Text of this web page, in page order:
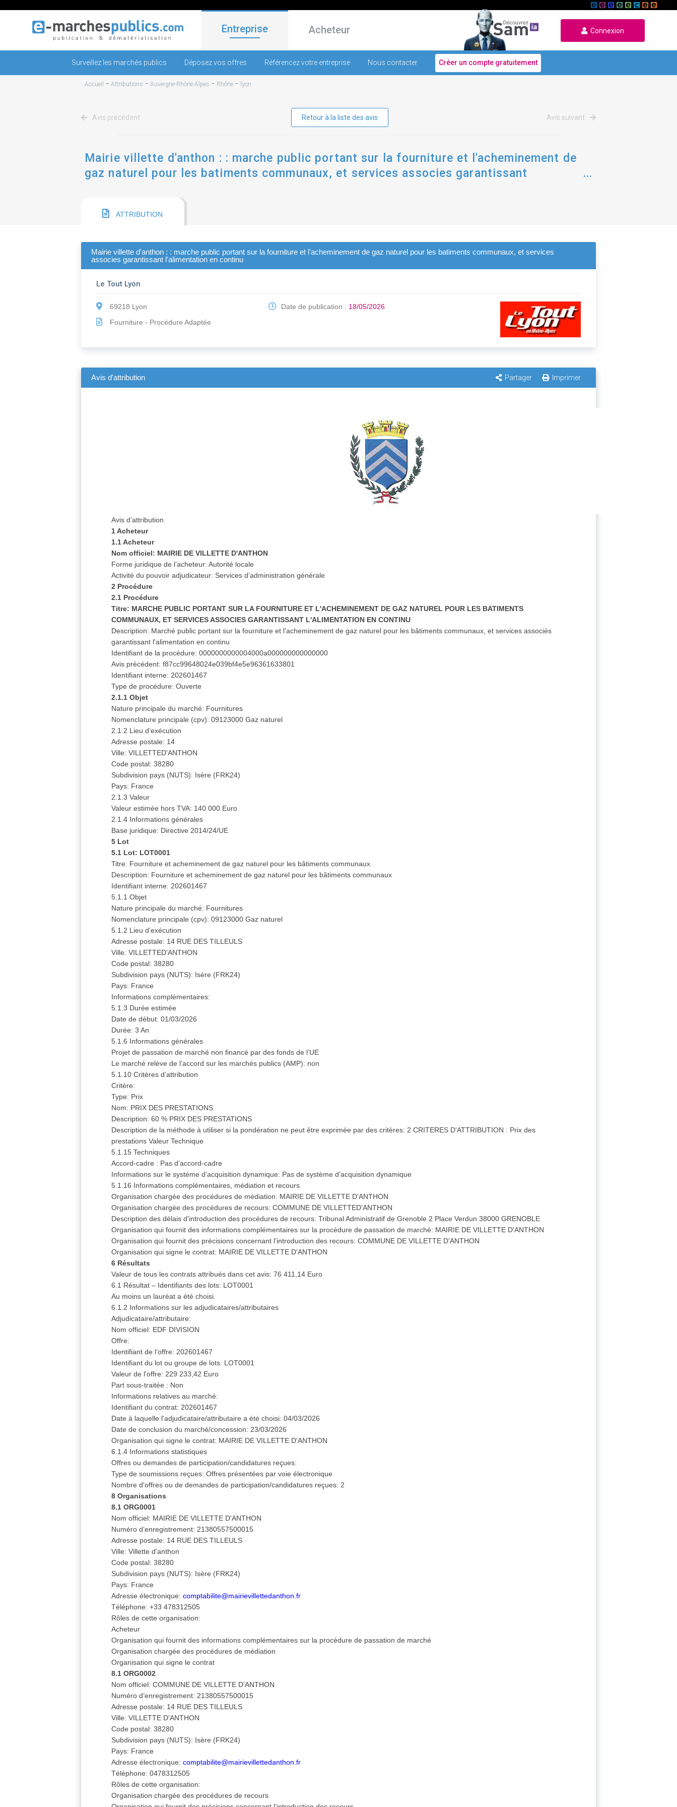
Entreprise Acheteur Connexion
Surveillez les marchés publics Déposez vos offres Référencez votre entreprise Nous contacter Créer un compte gratuitement
Accueil - Attributions - Auvergne-Rhône-Alpes - Rhône - lyon
Avis précédent Retour à la liste des avis Avis suivant
Mairie villette d'anthon : : marche public portant sur la fourniture et l'acheminement de
gaz naturel pour les batiments communaux, et services associes garantissant
ATTRIBUTION
Mairie villette d'anthon : : marche public portant sur la fourniture et l'acheminement de gaz naturel pour les batiments communaux, et services
associes garantissant l'alimentation en continu
Le Tout Lyon
69218 Lyon
Fourniture - Procédure Adaptée
Date de publication : 18/05/2026
Avis d'attribution Partager Imprimer
Avis d’attribution
1 Acheteur
1.1 Acheteur
Nom officiel: MAIRIE DE VILLETTE D'ANTHON
Forme juridique de l’acheteur: Autorité locale
Activité du pouvoir adjudicateur: Services d’administration générale
2 Procédure
2.1 Procédure
Titre: MARCHE PUBLIC PORTANT SUR LA FOURNITURE ET L'ACHEMINEMENT DE GAZ NATUREL POUR LES BATIMENTS
COMMUNAUX, ET SERVICES ASSOCIES GARANTISSANT L'ALIMENTATION EN CONTINU
Description: Marché public portant sur la fourniture et l'acheminement de gaz naturel pour les bâtiments communaux, et services associés
garantissant l'alimentation en continu
Identifiant de la procédure: 0000000000004000a000000000000000
Avis précédent: f87cc99648024e039bf4e5e96361633801
Identifiant interne: 202601467
Type de procédure: Ouverte
2.1.1 Objet
Nature principale du marché: Fournitures
Nomenclature principale (cpv): 09123000 Gaz naturel
2.1.2 Lieu d’exécution
Adresse postale: 14
Ville: VILLETTED'ANTHON
Code postal: 38280
Subdivision pays (NUTS): Isère (FRK24)
Pays: France
2.1.3 Valeur
Valeur estimée hors TVA: 140 000 Euro
2.1.4 Informations générales
Base juridique: Directive 2014/24/UE
5 Lot
5.1 Lot: LOT0001
Titre: Fourniture et acheminement de gaz naturel pour les bâtiments communaux
Description: Fourniture et acheminement de gaz naturel pour les bâtiments communaux
Identifiant interne: 202601467
5.1.1 Objet
Nature principale du marché: Fournitures
Nomenclature principale (cpv): 09123000 Gaz naturel
5.1.2 Lieu d’exécution
Adresse postale: 14 RUE DES TILLEULS
Ville: VILLETTED'ANTHON
Code postal: 38280
Subdivision pays (NUTS): Isère (FRK24)
Pays: France
Informations complémentaires:
5.1.3 Durée estimée
Date de début: 01/03/2026
Durée: 3 An
5.1.6 Informations générales
Projet de passation de marché non financé par des fonds de l’UE
Le marché relève de l’accord sur les marchés publics (AMP): non
5.1.10 Critères d’attribution
Critère:
Type: Prix
Nom: PRIX DES PRESTATIONS
Description: 60 % PRIX DES PRESTATIONS
Description de la méthode à utiliser si la pondération ne peut être exprimée par des critères: 2 CRITERES D'ATTRIBUTION : Prix des
prestations Valeur Technique
5.1.15 Techniques
Accord-cadre : Pas d’accord-cadre
Informations sur le système d’acquisition dynamique: Pas de système d’acquisition dynamique
5.1.16 Informations complémentaires, médiation et recours
Organisation chargée des procédures de médiation: MAIRIE DE VILLETTE D'ANTHON
Organisation chargée des procédures de recours: COMMUNE DE VILLETTED'ANTHON
Description des délais d'introduction des procédures de recours: Tribunal Administratif de Grenoble 2 Place Verdun 38000 GRENOBLE
Organisation qui fournit des informations complémentaires sur la procédure de passation de marché: MAIRIE DE VILLETTE D'ANTHON
Organisation qui fournit des précisions concernant l’introduction des recours: COMMUNE DE VILLETTE D'ANTHON
Organisation qui signe le contrat: MAIRIE DE VILLETTE D'ANTHON
6 Résultats
Valeur de tous les contrats attribués dans cet avis: 76 411,14 Euro
6.1 Résultat – Identifiants des lots: LOT0001
Au moins un lauréat a été choisi.
6.1.2 Informations sur les adjudicataires/attributaires
Adjudicataire/attributaire:
Nom officiel: EDF DIVISION
Offre:
Identifiant de l’offre: 202601467
Identifiant du lot ou groupe de lots: LOT0001
Valeur de l'offre: 229 233,42 Euro
Part sous-traitée : Non
Informations relatives au marché:
Identifiant du contrat: 202601467
Date à laquelle l'adjudicataire/attributaire a été choisi: 04/03/2026
Date de conclusion du marché/concession: 23/03/2026
Organisation qui signe le contrat: MAIRIE DE VILLETTE D'ANTHON
6.1.4 Informations statistiques
Offres ou demandes de participation/candidatures reçues:
Type de soumissions reçues: Offres présentées par voie électronique
Nombre d'offres ou de demandes de participation/candidatures reçues: 2
8 Organisations
8.1 ORG0001
Nom officiel: MAIRIE DE VILLETTE D'ANTHON
Numéro d’enregistrement: 21380557500015
Adresse postale: 14 RUE DES TILLEULS
Ville: Villette d'anthon
Code postal: 38280
Subdivision pays (NUTS): Isère (FRK24)
Pays: France
Adresse électronique:comptabilite@mairievillettedanthon.fr
Téléphone: +33 478312505
Rôles de cette organisation:
Acheteur
Organisation qui fournit des informations complémentaires sur la procédure de passation de marché
Organisation chargée des procédures de médiation
Organisation qui signe le contrat
8.1 ORG0002
Nom officiel: COMMUNE DE VILLETTE D'ANTHON
Numéro d’enregistrement: 21380557500015
Adresse postale: 14 RUE DES TILLEULS
Ville: VILLETTE D'ANTHON
Code postal: 38280
Subdivision pays (NUTS): Isère (FRK24)
Pays: France
Adresse électronique:comptabilite@mairievillettedanthon.fr
Téléphone: 0478312505
Rôles de cette organisation:
Organisation chargée des procédures de recours